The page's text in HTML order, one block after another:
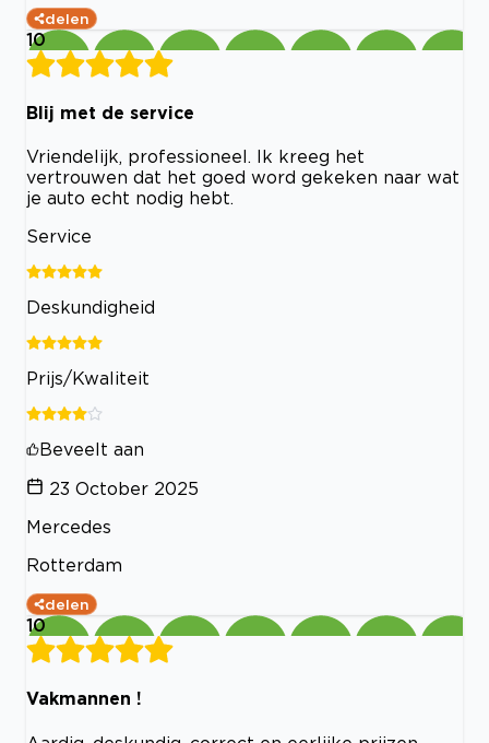
delen
10
Blij met de service
Vriendelijk, professioneel. Ik kreeg het
vertrouwen dat het goed word gekeken naar wat
je auto echt nodig hebt.
Service
Deskundigheid
Prijs/Kwaliteit
Beveelt aan
23 October 2025
Mercedes
Rotterdam
delen
10
Vakmannen !